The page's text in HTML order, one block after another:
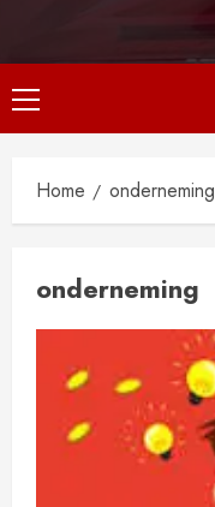
Primair
menu
Home onderneming
onderneming